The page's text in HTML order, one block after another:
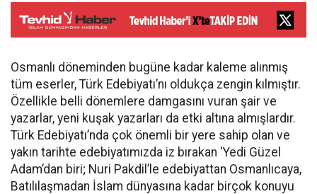
Osmanlı döneminden bugüne kadar kaleme alınmış
tüm eserler, Türk Edebiyatı’nı oldukça zengin kılmıştır.
Özellikle belli dönemlere damgasını vuran şair ve
yazarlar, yeni kuşak yazarları da etki altına almışlardır.
Türk Edebiyatı’nda çok önemli bir yere sahip olan ve
yakın tarihte edebiyatımızda iz bırakan ‘Yedi Güzel
Adam’dan biri; Nuri Pakdil’le edebiyattan Osmanlıcaya,
Batılılaşmadan İslam dünyasına kadar birçok konuyu